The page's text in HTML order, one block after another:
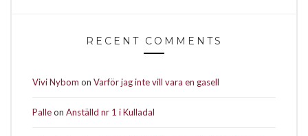
RECENT COMMENTS
Vivi Nybom on Varför jag inte vill vara en gasell
Palleon Anställd nr 1 i Kulladal